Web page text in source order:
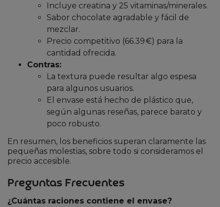
Incluye creatina y 25 vitaminas/minerales.
Sabor chocolate agradable y fácil de
mezclar.
Precio competitivo (66.39 €) para la
cantidad ofrecida.
Contras:
La textura puede resultar algo espesa
para algunos usuarios.
El envase está hecho de plástico que,
según algunas reseñas, parece barato y
poco robusto.
En resumen, los beneficios superan claramente las
pequeñas molestias, sobre todo si consideramos el
precio accesible.
Preguntas Frecuentes
¿Cuántas raciones contiene el envase?